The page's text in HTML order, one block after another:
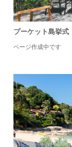
プーケット島挙
ページ作成中です